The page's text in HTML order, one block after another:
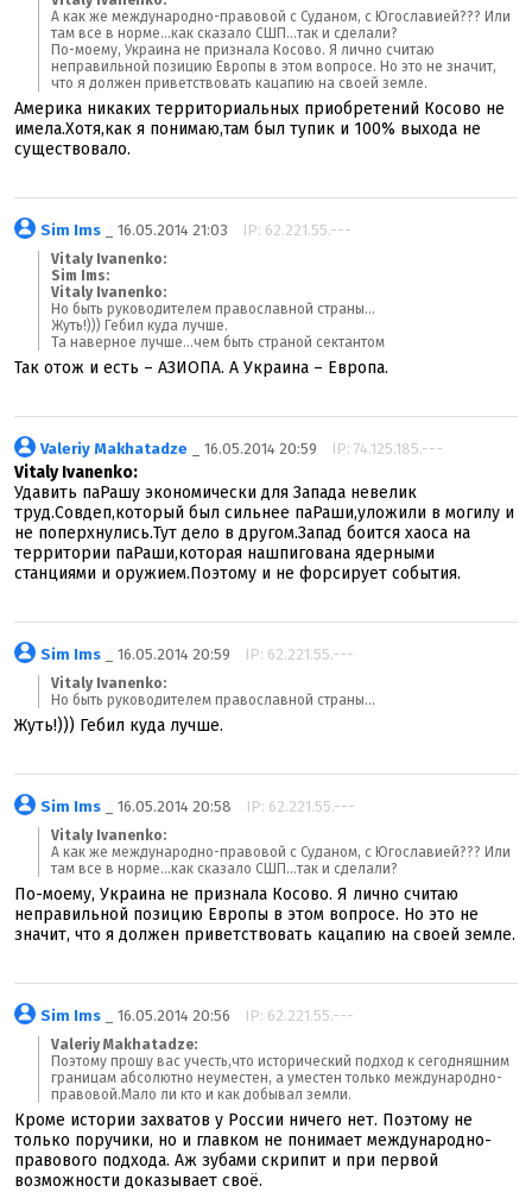
А как же международно-правовой с Суданом, с Югославией??? Или
там все в норме...как сказало СШП...так и сделали?
По-моему, Украина не признала Косово. Я лично считаю
неправильной позицию Европы в этом вопросе. Но это не значит,
что я должен приветствовать кацапию на своей земле.
Америка никаких территориальных приобретений Косово не
имела.Хотя,как я понимаю,там был тупик и 100% выхода не
существовало.
Sim Ims _ 16.05.2014 21:03 IP: 62.221.55.---
Vitaly Ivanenko:
Sim Ims:
Vitaly Ivanenko:
Но быть руководителем православной страны...
Жуть!))) Гебил куда лучше.
Та наверное лучше...чем быть страной сектантом
Так отож и есть – АЗИОПА. А Украина – Европа.
Valeriy Makhatadze _ 16.05.2014 20:59 IP: 74.125.185.---
Vitaly Ivanenko:
Удавить паРашу экономически для Запада невелик
труд.Совдеп,который был сильнее паРаши,уложили в могилу и
не поперхнулись.Тут дело в другом.Запад боится хаоса на
территории паРаши,которая нашпигована ядерными
станциями и оружием.Поэтому и не форсирует события.
Sim Ims _ 16.05.2014 20:59 IP: 62.221.55.---
Vitaly Ivanenko:
Но быть руководителем православной страны...
Жуть!))) Гебил куда лучше.
Sim Ims _ 16.05.2014 20:58 IP: 62.221.55.---
Vitaly Ivanenko:
А как же международно-правовой с Суданом, с Югославией??? Или
там все в норме...как сказало СШП...так и сделали?
По-моему, Украина не признала Косово. Я лично считаю
неправильной позицию Европы в этом вопросе. Но это не
значит, что я должен приветствовать кацапию на своей земле.
Sim Ims _ 16.05.2014 20:56 IP: 62.221.55.---
Valeriy Makhatadze:
Поэтому прошу вас учесть,что исторический подход к сегодняшним
границам абсолютно неуместен, а уместен только международно-
правовой.Мало ли кто и как добывал земли.
Кроме истории захватов у России ничего нет. Поэтому не
только поручики, но и главком не понимает международно-
правового подхода. Аж зубами скрипит и при первой
возможности доказывает своё.